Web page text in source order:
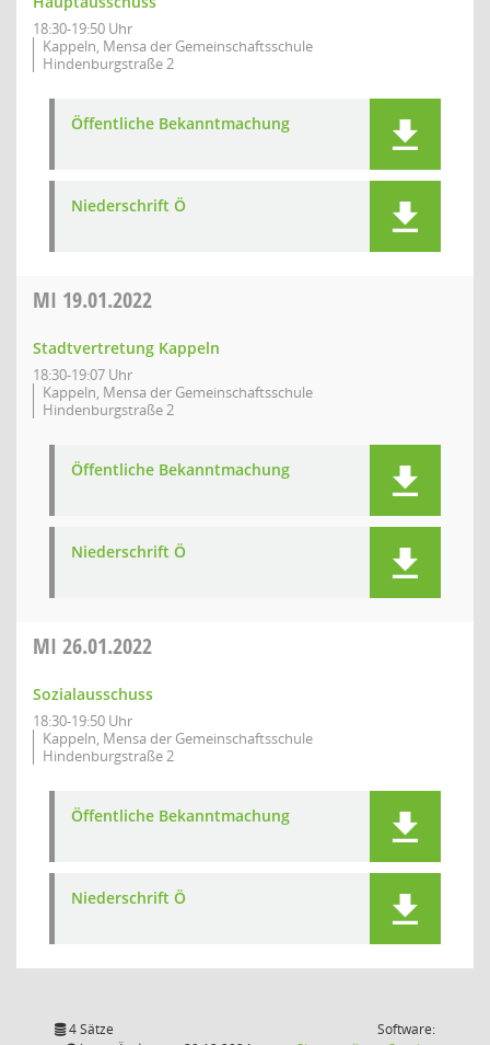
18:30-19:50 Uhr
Kappeln, Mensa der Gemeinschaftsschule
Hindenburgstraße 2
Öffentliche Bekanntmachung
Niederschrift Ö
MI 19.01.2022
Stadtvertretung Kappeln
18:30-19:07 Uhr
Kappeln, Mensa der Gemeinschaftsschule
Hindenburgstraße 2
Öffentliche Bekanntmachung
Niederschrift Ö
MI 26.01.2022
Sozialausschuss
18:30-19:50 Uhr
Kappeln, Mensa der Gemeinschaftsschule
Hindenburgstraße 2
Öffentliche Bekanntmachung
Niederschrift Ö
4 Sätze
Software: